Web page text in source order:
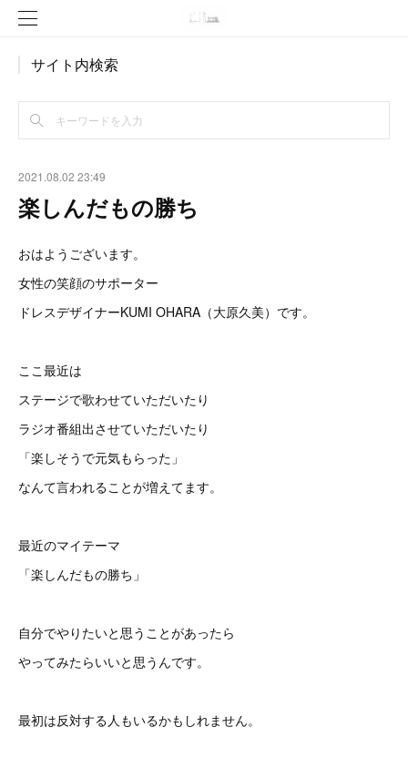
サイト内検索
2021.08.02 23:49
楽しんだもの勝ち
おはようございます。
女性の笑顔のサポーター
ドレスデザイナーKUMI OHARA（大原久美）です。
ここ最近は
ステージで歌わせていただいたり
ラジオ番組出させていただいたり
「楽しそうで元気もらった」
なんて言われることが増えてます。
最近のマイテーマ
「楽しんだもの勝ち」
自分でやりたいと思うことがあったら
やってみたらいいと思うんです。
最初は反対する人もいるかもしれません。